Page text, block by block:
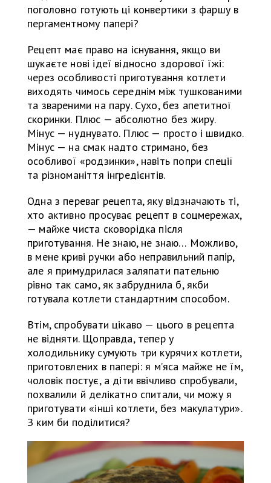
поголовно готують ці конвертики з фаршу в
пергаментному папері?
Рецепт має право на існування, якщо ви
шукаєте нові ідеї відносно здорової їжі:
через особливості приготування котлети
виходять чимось середнім між тушкованими
та звареними на пару. Сухо, без апетитної
скоринки. Плюс — абсолютно без жиру.
Мінус — нуднувато. Плюс — просто і швидко.
Мінус — на смак надто стримано, без
особливої «родзинки», навіть попри спеції
та різноманіття інгредієнтів.
Одна з переваг рецепта, яку відзначають ті,
хто активно просуває рецепт в соцмережах,
— майже чиста сковорідка після
приготування. Не знаю, не знаю… Можливо,
в мене криві ручки або неправильний папір,
але я примудрилася заляпати пательню
рівно так само, як забруднила б, якби
готувала котлети стандартним способом.
Втім, спробувати цікаво — цього в рецепта
не відняти. Щоправда, тепер у
холодильнику сумують три курячих котлети,
приготовлених в папері: я м’яса майже не їм,
чоловік постує, а діти ввічливо спробували,
похвалили й делікатно спитали, чи можу я
приготувати «інші котлети, без макулатури».
З ким би поділитися?